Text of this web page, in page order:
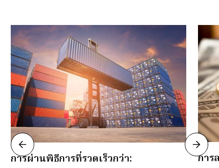
การผ่านพิธีการที่รวดเร็วกว่า: กา